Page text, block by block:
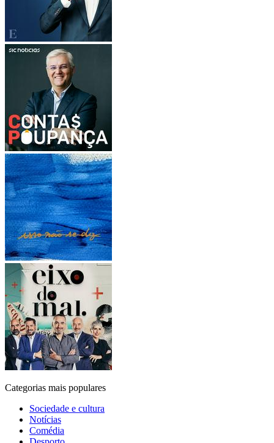
Categorias mais populares
Sociedade e cultura
Notícias
Comédia